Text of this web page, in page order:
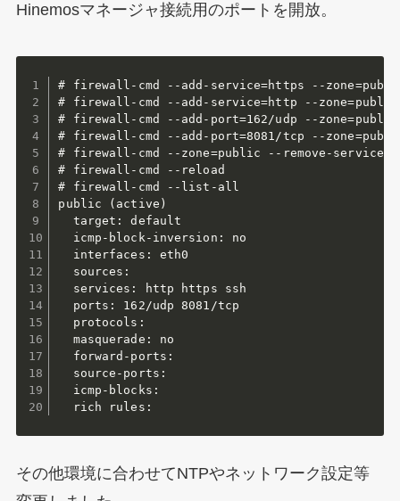
Hinemosマネージャ接続用のポートを開放。
# firewall-cmd --add-service=https --
# firewall-cmd --add-service=http --zone=public
# firewall-cmd --add-port=162/udp --zone=public
# firewall-cmd --add-port=8081/tcp --
# firewall-cmd --zone=public --remove-
# firewall-cmd --reload
# firewall-cmd --list-all
public (active)
  target: default
  icmp-block-inversion: no
  interfaces: eth0
  sources:
  services: http https ssh
  ports: 162/udp 8081/tcp
  protocols:
  masquerade: no
  forward-ports:
  source-ports:
  icmp-blocks:
  rich rules:
その他環境に合わせてNTPやネットワーク設定等